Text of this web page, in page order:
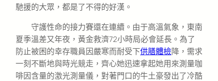
馳援的大眾，都是了不得的好漢。
守護性命的接力賽還在連續。由于高溫氣象，東南
夏季溫差又年夜，黃金救濟72小時局必會延長。為了
防止被困的幸存職員因嚴寒而耐受下供膳體檢降，需求
一刻不斷地與時光競走，齊心她迅速拿起她用來測量咖
啡因含量的激光測量儀，對著門口的牛土豪發出了冷酷